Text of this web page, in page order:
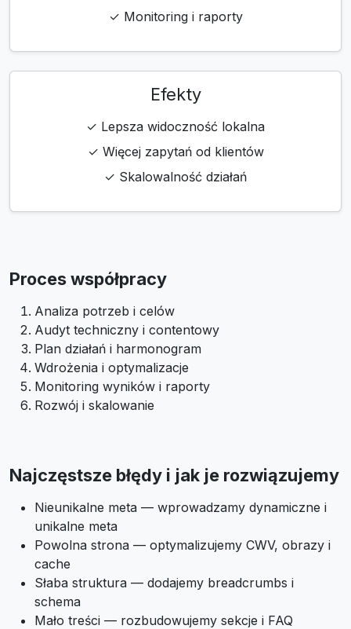
✓ Monitoring i raporty
Efekty
✓ Lepsza widoczność lokalna
✓ Więcej zapytań od klientów
✓ Skalowalność działań
Proces współpracy
Analiza potrzeb i celów
Audyt techniczny i contentowy
Plan działań i harmonogram
Wdrożenia i optymalizacje
Monitoring wyników i raporty
Rozwój i skalowanie
Najczęstsze błędy i jak je rozwiązujemy
Nieunikalne meta — wprowadzamy dynamiczne i
unikalne meta
Powolna strona — optymalizujemy CWV, obrazy i
cache
Słaba struktura — dodajemy breadcrumbs i
schema
Mało treści — rozbudowujemy sekcje i FAQ